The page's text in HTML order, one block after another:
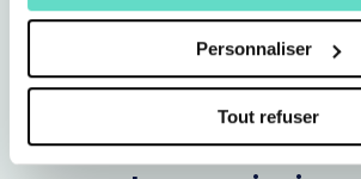
Personnaliser
Tout refuser
Revoir toutes